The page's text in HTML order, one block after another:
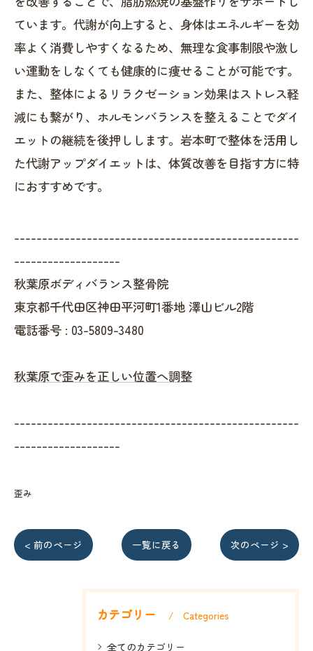
ています。代謝が向上すると、身体はエネルギーを効
率よく消費しやすくなるため、無理な食事制限や激し
い運動をしなくても健康的に痩せることが可能です。
また、整体によるリラクゼーション効果はストレス軽
減にも繋がり、ホルモンバランスを整えることでダイ
エットの継続を後押しします。岩本町で整体を活用し
た代謝アップダイエットは、体質改善を目指す方に特
におすすめです。
---------------------------------------------------
-------------------
秋葉原ボディバランス整骨院
東京都千代田区神田平河町1番地 澤山ビル2階
電話番号 : 03-5809-3480
秋葉原で歪みを正しい位置へ調整
---------------------------------------------------
-------------------
歪み
< 前のページ 一覧に戻る 次のページ >
カテゴリー Categories
全てのカテゴリー